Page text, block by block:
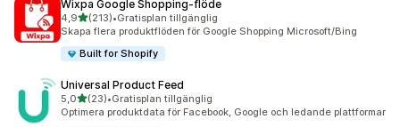
Wixpa Google Shopping‑flöde
4,9av 5 stjärnor
(213)
213 recensioner totalt
•Gratisplan tillgänglig
Skapa flera produktflöden för Google Shopping Microsoft/Bing
Built for Shopify
Universal Product Feed
5,0av 5 stjärnor
(23)
23 recensioner totalt
•Gratisplan tillgänglig
Optimera produktdata för Facebook, Google och ledande plattformar